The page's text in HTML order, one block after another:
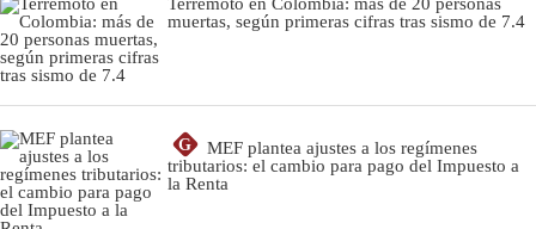
muertas, según primeras cifras tras sismo de 7.4
G
MEF plantea ajustes a los regímenes
tributarios: el cambio para pago del Impuesto a
la Renta